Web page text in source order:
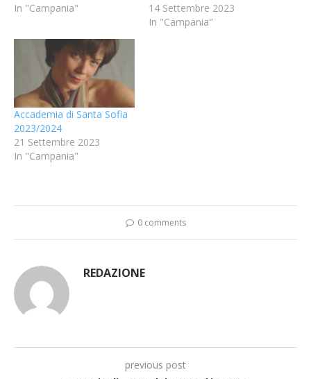
In "Campania"
14 Settembre 2023
In "Campania"
Accademia di Santa Sofia
2023/2024
21 Settembre 2023
In "Campania"
0 comments
REDAZIONE
previous post